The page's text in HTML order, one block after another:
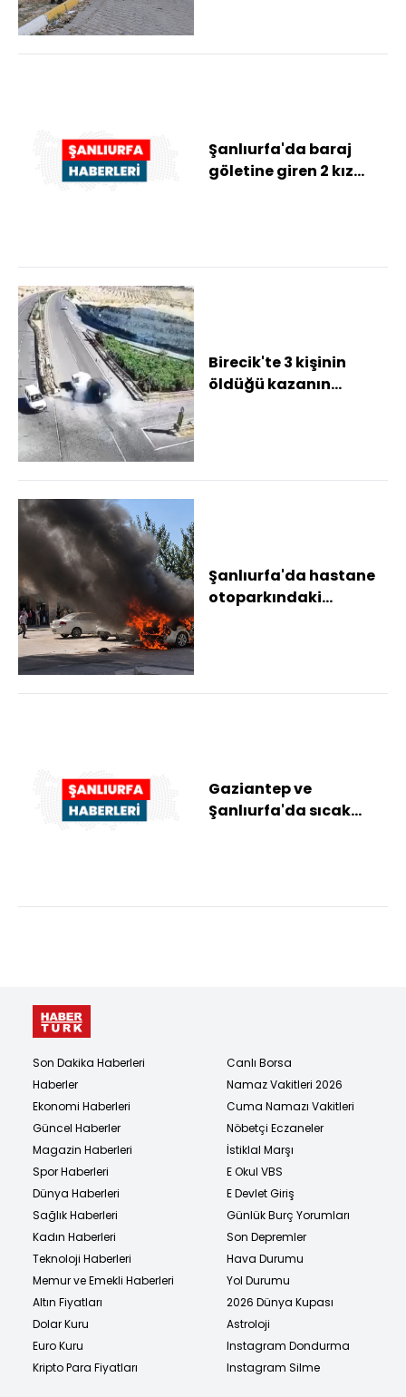
Şanlıurfa'da baraj
göletine giren 2 kız
Birecik'te 3 kişinin
öldüğü kazanın
Şanlıurfa'da hastane
otoparkındaki
Gaziantep ve
Şanlıurfa'da sıcak
Son Dakika Haberleri
Haberler
Ekonomi Haberleri
Güncel Haberler
Magazin Haberleri
Spor Haberleri
Dünya Haberleri
Sağlık Haberleri
Kadın Haberleri
Teknoloji Haberleri
Memur ve Emekli Haberleri
Altın Fiyatları
Dolar Kuru
Euro Kuru
Kripto Para Fiyatları
Canlı Borsa
Namaz Vakitleri 2026
Cuma Namazı Vakitleri
Nöbetçi Eczaneler
İstiklal Marşı
E Okul VBS
E Devlet Giriş
Günlük Burç Yorumları
Son Depremler
Hava Durumu
Yol Durumu
2026 Dünya Kupası
Astroloji
Instagram Dondurma
Instagram Silme